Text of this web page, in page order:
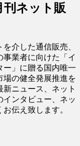
ネット販
介した通信販売、
業者に向けた「イ
ー」に贈る国内唯一
場の健全発展推進を
ニュース、ネット
インタビュー、ネッ
伝え致します。